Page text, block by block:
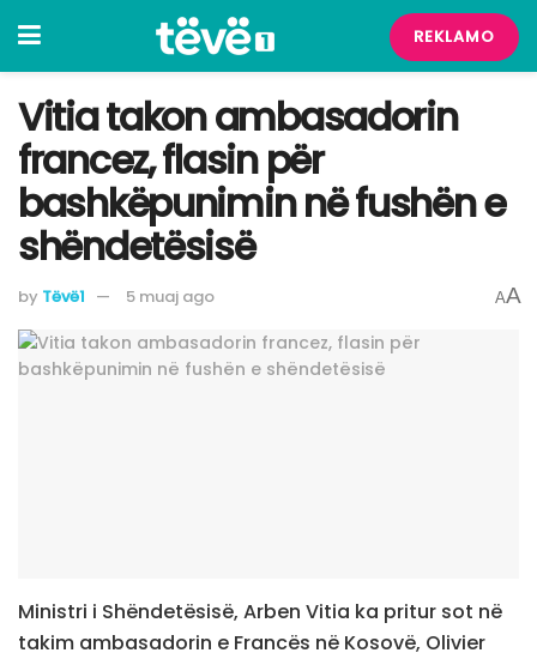
REKLAMO
Vitia takon ambasadorin
francez, flasin për
bashkëpunimin në fushën e
shëndetësisë
by Tëvë1 5 muaj ago AA
Ministri i Shëndetësisë, Arben Vitia ka pritur sot në
takim ambasadorin e Francës në Kosovë, Olivier